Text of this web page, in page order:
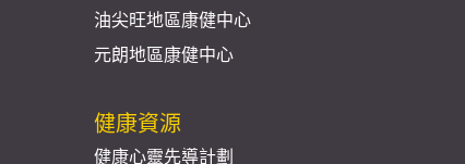
油尖旺地區康健中心
元朗地區康健中心
健康資源
健康心靈先導計劃